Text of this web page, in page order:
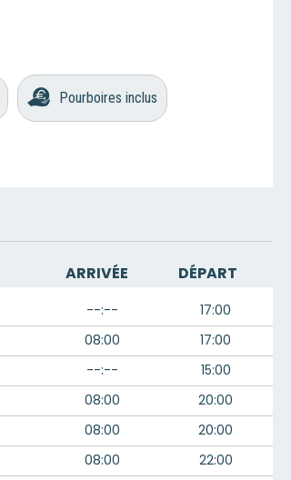
Pourboires inclus
ARRIVÉE DÉPART
--:-- 17:00
08:00 17:00
--:-- 15:00
08:00 20:00
08:00 20:00
08:00 22:00